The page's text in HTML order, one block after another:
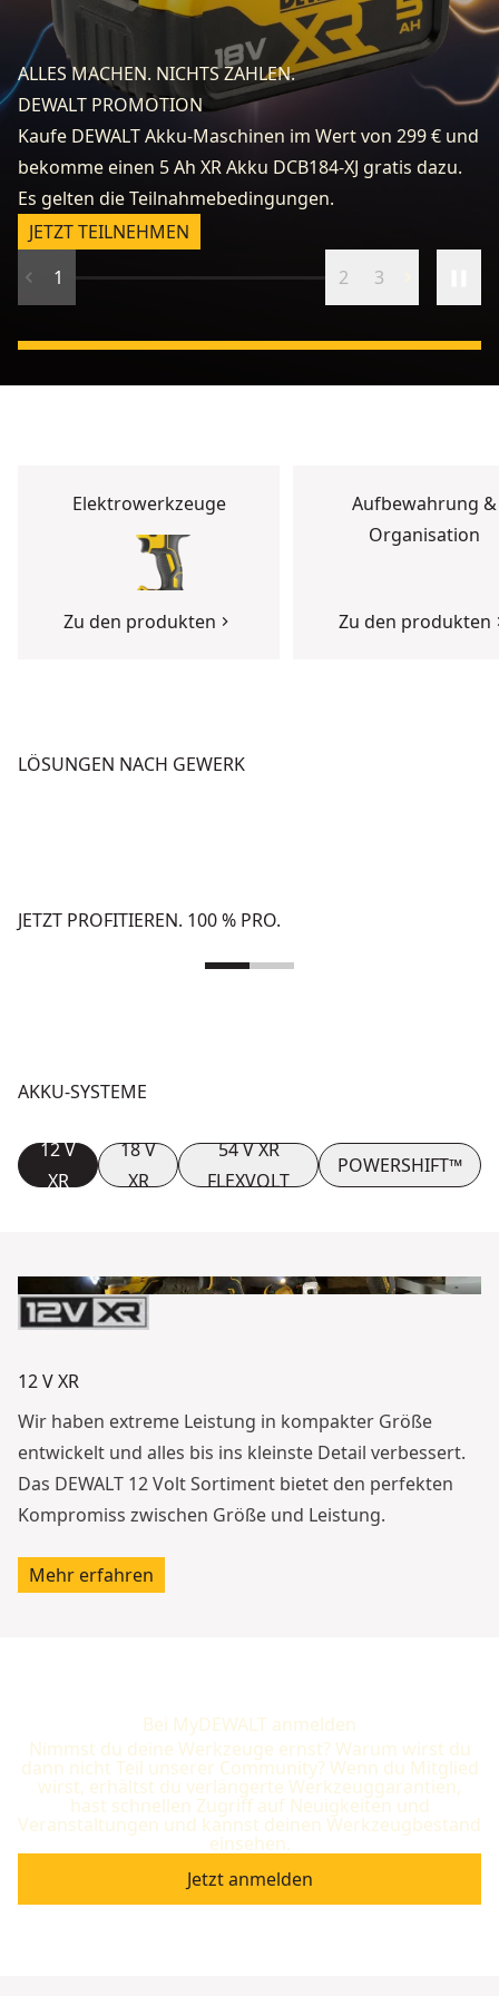
ALLES MACHEN. NICHTS ZAHLEN.
DEWALT PROMOTION
Kaufe DEWALT Akku-Maschinen im Wert von 299 € und
bekomme einen 5 Ah XR Akku DCB184-XJ gratis dazu.
Es gelten die Teilnahmebedingungen.
JETZT TEILNEHMEN
1
2 3
Elektrowerkzeuge
Zu den produkten
Aufbewahrung &
Organisation
Zu den produkten
LÖSUNGEN NACH GEWERK
JETZT PROFITIEREN. 100 % PRO.
AKKU-SYSTEME
12 V
XR
18 V
XR
54 V XR
FLEXVOLT
POWERSHIFT™
12 V XR
Wir haben extreme Leistung in kompakter Größe
entwickelt und alles bis ins kleinste Detail verbessert.
Das DEWALT 12 Volt Sortiment bietet den perfekten
Kompromiss zwischen Größe und Leistung.
Mehr erfahren
Bei MyDEWALT anmelden
Nimmst du deine Werkzeuge ernst? Warum wirst du
dann nicht Teil unserer Community? Wenn du Mitglied
wirst, erhältst du verlängerte Werkzeuggarantien,
hast schnellen Zugriff auf Neuigkeiten und
Veranstaltungen und kannst deinen Werkzeugbestand
einsehen.
Jetzt anmelden